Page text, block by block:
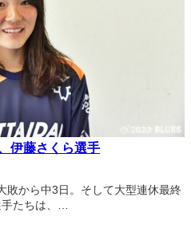
伊藤さくら選手
敗から中3日。そして大型連休最終
手たちは、…